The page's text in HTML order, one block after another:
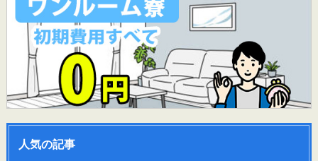
人気の記事